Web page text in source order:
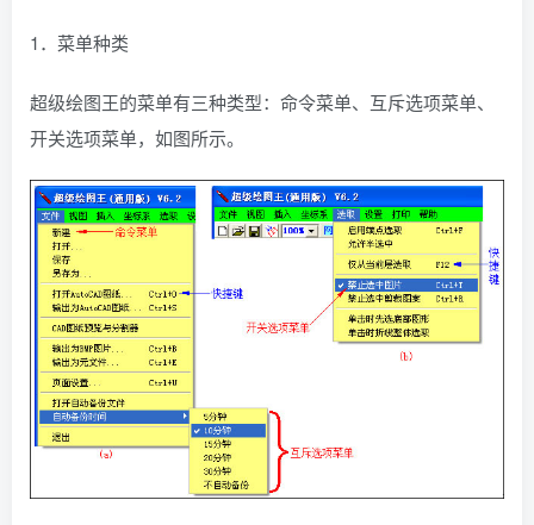
1．菜单种类
超级绘图王的菜单有三种类型：命令菜单、互斥选项菜单、
开关选项菜单，如图所示。